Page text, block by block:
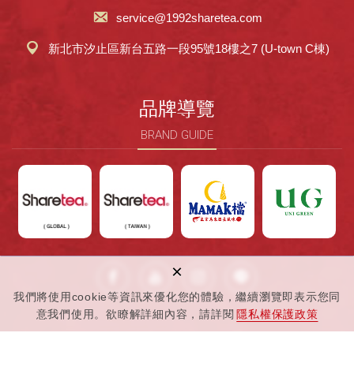
我們將使用cookie等資訊來優化您的體驗，繼續瀏覽即表示您同
意我們使用。欲瞭解詳細內容，請詳閱 隱私權保護政策
×
service@1992sharetea.com
新北市汐止區新台五路一段95號18樓之7 (U-town C棟)
品牌導覽
BRAND GUIDE